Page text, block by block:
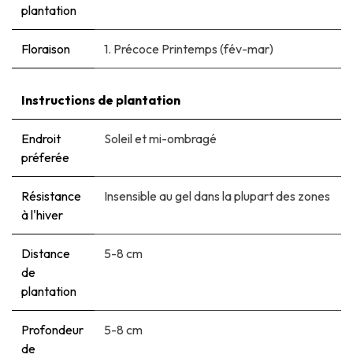
plantation
Floraison 1. Précoce Printemps (fév-mar)
Instructions de plantation
Endroit
préferée
Soleil et mi-ombragé
Résistance
à l'hiver
Insensible au gel dans la plupart des zones
Distance
de
plantation
5-8 cm
Profondeur
de
5-8 cm